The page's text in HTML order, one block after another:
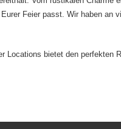
Feier passt. Wir haben an
Locations bietet den perfekten